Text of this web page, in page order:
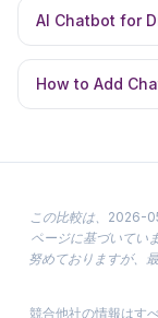
AI Chatbot for
How to Add
この比較は、2026-
ページに基づいてい
努めておりますが、
競合他社の情報はす